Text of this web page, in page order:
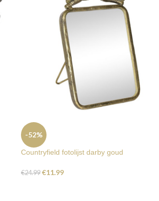
-52%
Countryfield fotolijst darby goud
€24.99 €11.99